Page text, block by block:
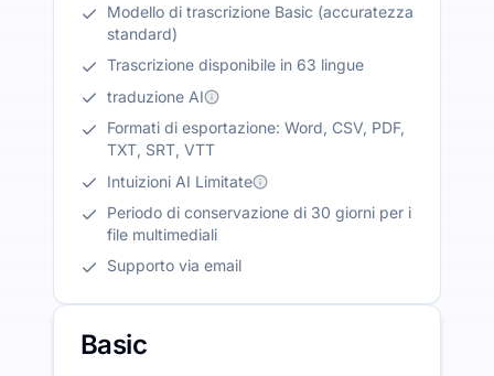
Modello di trascrizione Basic (accuratezza
standard)
Trascrizione disponibile in 63 lingue
traduzione AI
Formati di esportazione: Word, CSV, PDF,
TXT, SRT, VTT
Intuizioni AI Limitate
Periodo di conservazione di 30 giorni per i
file multimediali
Supporto via email
Basic